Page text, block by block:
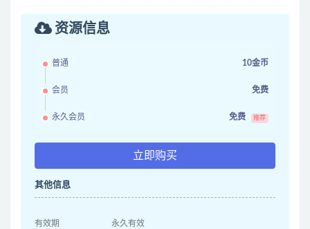
资源信息
普通 10金币
会员 免费
永久会员 免费 推荐
立即购买
其他信息
有效期 永久有效